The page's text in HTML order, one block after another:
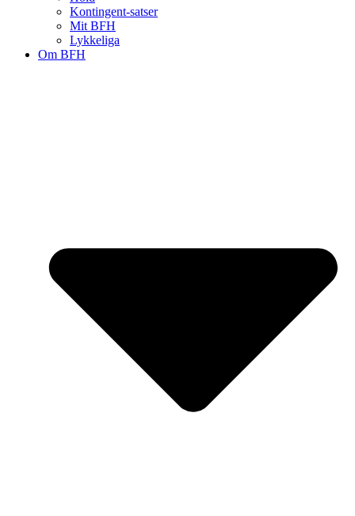
Kontingent-satser
Mit BFH
Lykkeliga
Om BFH